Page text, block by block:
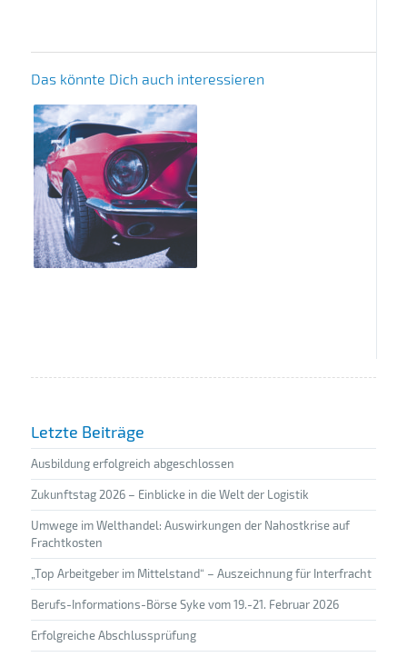
Das könnte Dich auch interessieren
Letzte Beiträge
Ausbildung erfolgreich abgeschlossen
Zukunftstag 2026 – Einblicke in die Welt der Logistik
Umwege im Welthandel: Auswirkungen der Nahostkrise auf
Frachtkosten
„Top Arbeitgeber im Mittelstand“ – Auszeichnung für Interfracht
Berufs-Informations-Börse Syke vom 19.-21. Februar 2026
Erfolgreiche Abschlussprüfung